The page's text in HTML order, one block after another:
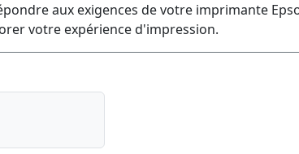
aux exigences de votre imprimante
votre expérience d'impression.